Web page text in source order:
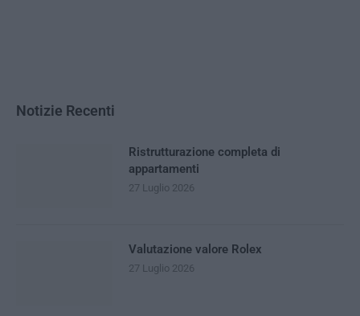
Notizie Recenti
Ristrutturazione completa di
appartamenti
27 Luglio 2026
Valutazione valore Rolex
27 Luglio 2026